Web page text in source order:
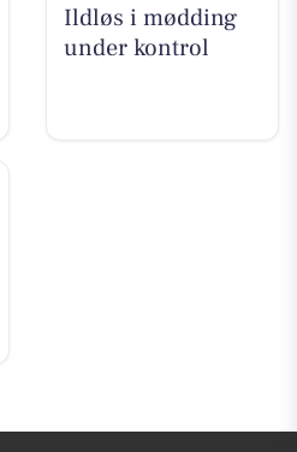
Ildløs i mødding
under kontrol